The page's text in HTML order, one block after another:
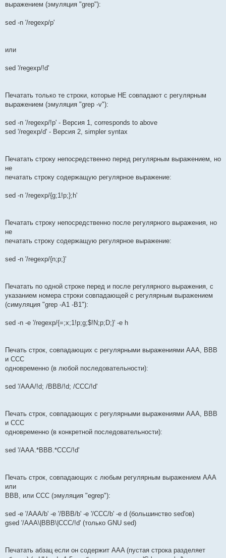
выражением (эмуляция "grep"):
sed -n '/regexp/p'
или
sed '/regexp/!d'
Печатать только те строки, которые НЕ совпадают с регулярным
выражением (эмуляция "grep -v"):
sed -n '/regexp/!p' - Версия 1, corresponds to above
sed '/regexp/d' - Версия 2, simpler syntax
Печатать строку непосредственно перед регулярным выражением, но
не
печатать строку содержащую регулярное выражение:
sed -n '/regexp/{g;1!p;};h'
Печатать строку непосредственно после регулярного выражения, но
не
печатать строку содержащую регулярное выражение:
sed -n '/regexp/{n;p;}'
Печатать по одной строке перед и после регулярного выражения, с
указанием номера строки совпадающей с регулярным выражением
(симуляция "grep -A1 -B1"):
sed -n -e '/regexp/{=;x;1!p;g;$!N;p;D;}' -e h
Печать строк, совпадающих с регулярными выражениями AAA, BBB
и CCC
одновременно (в любой последовательности):
sed '/AAA/!d; /BBB/!d; /CCC/!d'
Печать строк, совпадающих с регулярными выражениями AAA, BBB
и CCC
одновременно (в конкретной последовательности):
sed '/AAA.*BBB.*CCC/!d'
Печать строк, совпадающих с любым регулярным выражением AAA
или
BBB, или CCC (эмуляция "egrep"):
sed -e '/AAA/b' -e '/BBB/b' -e '/CCC/b' -e d (большинство sed'ов)
gsed '/AAA\|BBB\|CCC/!d' (только GNU sed)
Печатать абзац если он содержит AAA (пустая строка разделяет